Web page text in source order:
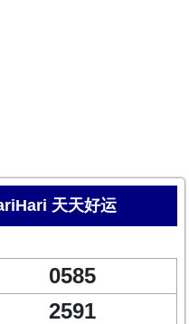
天天好运
0585
2591